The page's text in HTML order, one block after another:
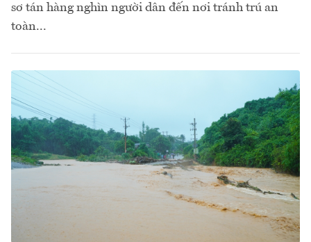
sơ tán hàng nghìn người dân đến nơi tránh trú an
toàn...